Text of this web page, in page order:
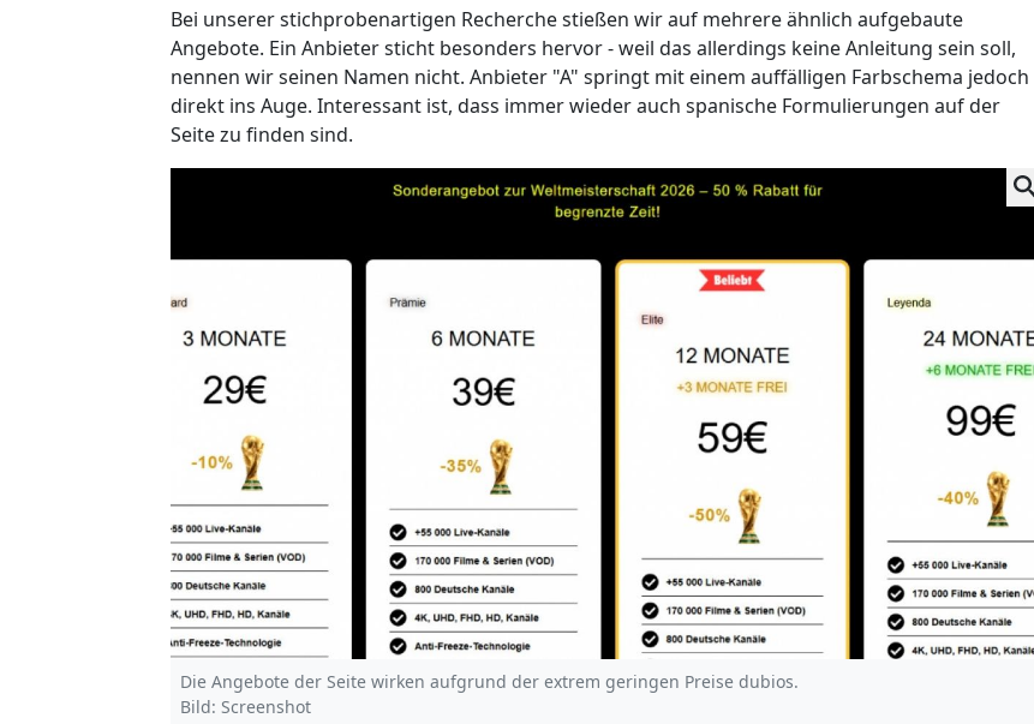
Bei unserer stichprobenartigen Recherche stießen wir auf mehrere ähnlich aufgebaute
Angebote. Ein Anbieter sticht besonders hervor - weil das allerdings keine Anleitung sein soll,
nennen wir seinen Namen nicht. Anbieter "A" springt mit einem auffälligen Farbschema jedoch
direkt ins Auge. Interessant ist, dass immer wieder auch spanische Formulierungen auf der
Seite zu finden sind.
Die Angebote der Seite wirken aufgrund der extrem geringen Preise dubios.
Bild: Screenshot